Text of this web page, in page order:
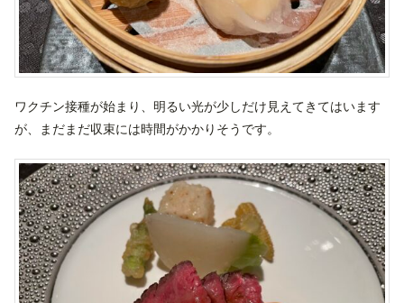
ワクチン接種が始まり、明るい光が少しだけ見えてきてはいます
が、まだまだ収束には時間がかかりそうです。